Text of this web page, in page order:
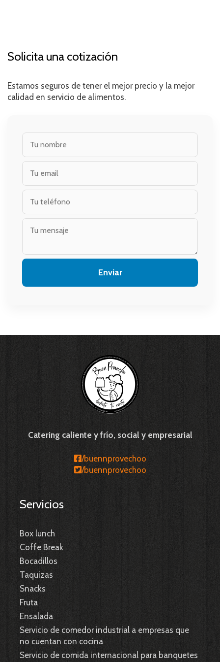
Solicita una cotización
Estamos seguros de tener el mejor precio y la mejor
calidad en servicio de alimentos.
Catering caliente y frío, social y empresarial
/buennprovechoo
/buennprovechoo
Servicios
Box lunch
Coffe Break
Bocadillos
Taquizas
Snacks
Fruta
Ensalada
Servicio de comedor industrial a empresas que
no cuentan con cocina
Servicio de comida internacional para banquetes